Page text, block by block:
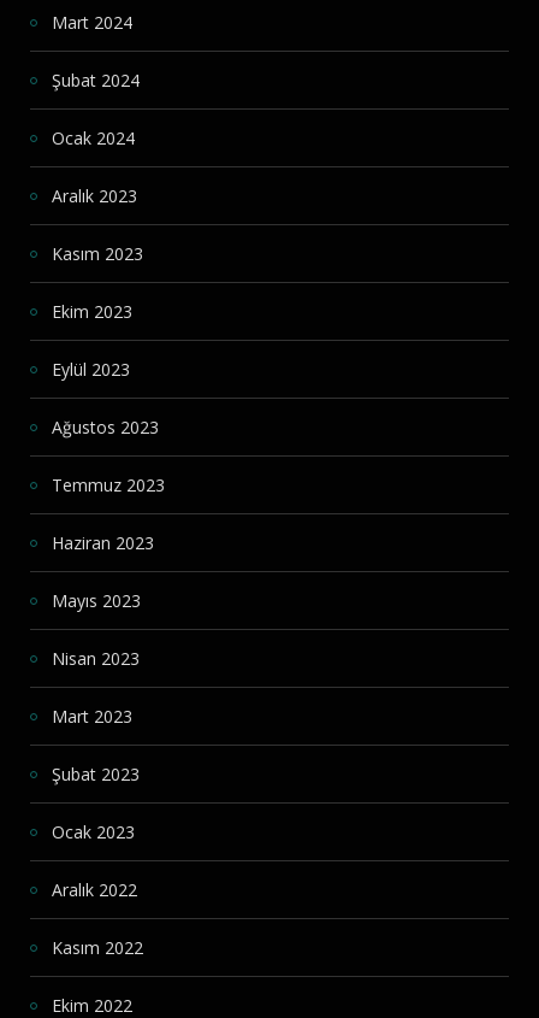
Mart 2024
Şubat 2024
Ocak 2024
Aralık 2023
Kasım 2023
Ekim 2023
Eylül 2023
Ağustos 2023
Temmuz 2023
Haziran 2023
Mayıs 2023
Nisan 2023
Mart 2023
Şubat 2023
Ocak 2023
Aralık 2022
Kasım 2022
Ekim 2022